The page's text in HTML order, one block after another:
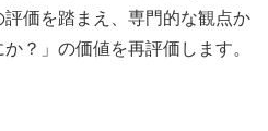
価を踏まえ、専門的な観点か
？」の価値を再評価します。